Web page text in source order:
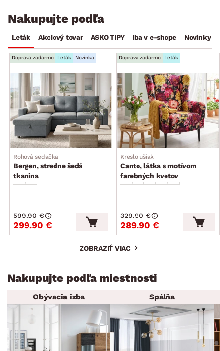
Nakupujte podľa
Leták Akciový tovar ASKO TIPY Iba v e-shope Novinky
Doprava zadarmo Leták Novinka
Rohová sedačka
Bergen, stredne šedá
tkanina
299.90 €
599.90 €
Doprava zadarmo Leták
Kreslo ušiak
Canto, látka s motívom
farebných kvetov
289.90 €
329.90 €
ZOBRAZIŤ VIAC
Nakupujte podľa miestnosti
Obývacia izba Spálňa